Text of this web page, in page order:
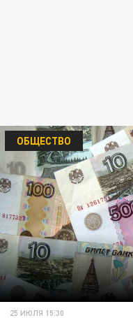
ОБЩЕСТВО
25 ИЮЛЯ 15:30